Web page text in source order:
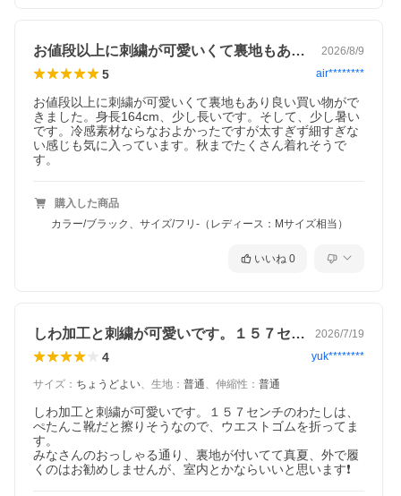
お値段以上に刺繍が可愛いくて裏地もあり… 2026/8/9
5 air********
お値段以上に刺繍が可愛いくて裏地もあり良い買い物がで
きました。身長164cm、少し長いです。そして、少し暑い
です。冷感素材ならなおよかったですが太すぎず細すぎな
い感じも気に入っています。秋までたくさん着れそうで
す。
購入した商品
カラー/ブラック、サイズ/フリ-（レディース：Mサイズ相当）
いいね 0
しわ加工と刺繍が可愛いです。１５７セン… 2026/7/19
4 yuk********
サイズ ： ちょうどよい、 生地 ： 普通、 伸縮性 ： 普通
しわ加工と刺繍が可愛いです。１５７センチのわたしは、
ぺたんこ靴だと擦りそうなので、ウエストゴムを折ってま
す。
みなさんのおっしゃる通り、裏地が付いてて真夏、外で履
くのはお勧めしませんが、室内とかならいいと思います❗️